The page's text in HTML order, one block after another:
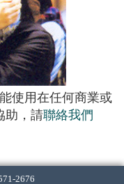
使用在任何商業或
助，請聯絡我們
2676